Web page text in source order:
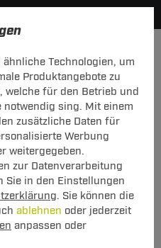
Technologien, um
Produktangebote zu
welche für den Betrieb und
notwendig sing. Mit einem
zusätzliche Daten für
Werbung
weitergegeben.
zur Datenverarbeitung
Sie in den Einstellungen
. Sie können die
ablehnen oder jederzeit
anpassen oder
Sie und andere in Ihrer
unbeschwertes
3